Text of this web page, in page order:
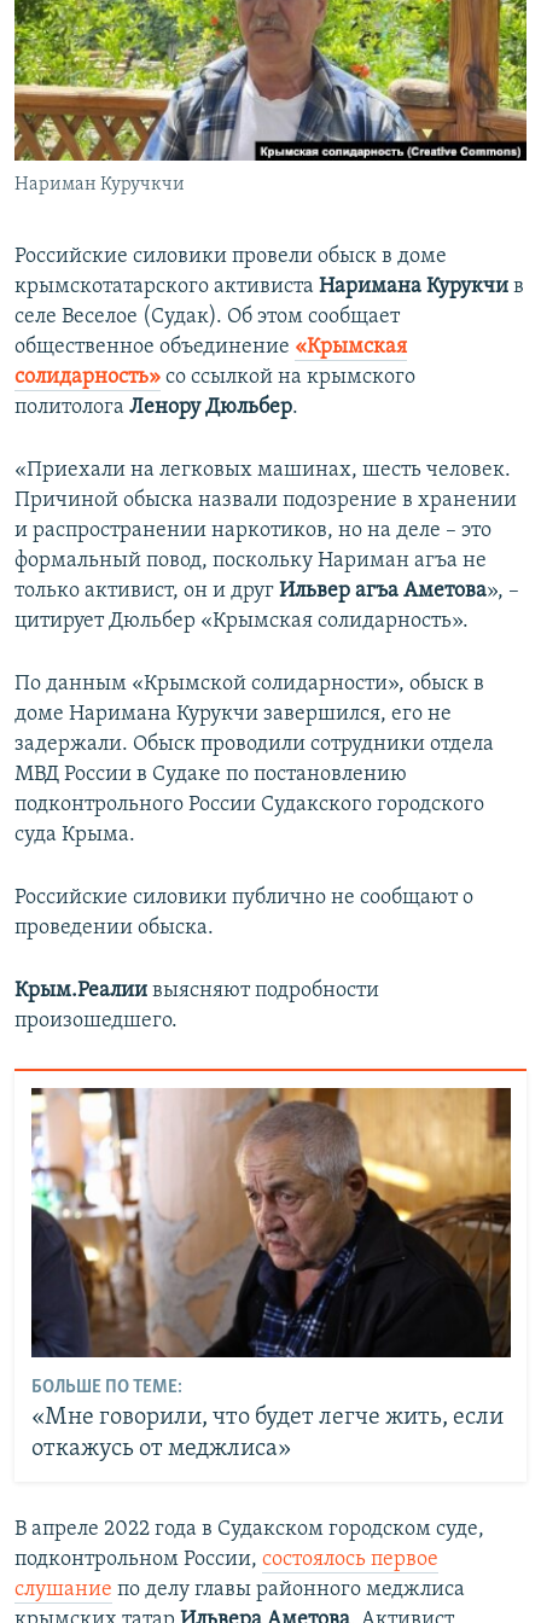
ПОБЕДИТЕЛЕЙ НЕ СУДЯТ?
КРЫМ.НЕПОКОРЕННЫЙ
ELIFBE
УКРАИНСКАЯ ПРОБЛЕМА КРЫМА
ПРИСОЕДИНЯЙТЕСЬ!
Все сайты RFE/RL
Нариман Куручкчи
Российские силовики провели обыск в доме
крымскотатарского активиста Наримана Курукчи в
селе Веселое (Судак). Об этом сообщает
общественное объединение «Крымская
солидарность» со ссылкой на крымского
политолога Ленору Дюльбер.
«Приехали на легковых машинах, шесть человек.
Причиной обыска назвали подозрение в хранении
и распространении наркотиков, но на деле – это
формальный повод, поскольку Нариман агъа не
только активист, он и друг Ильвер агъа Аметова», –
цитирует Дюльбер «Крымская солидарность».
По данным «Крымской солидарности», обыск в
доме Наримана Курукчи завершился, его не
задержали. Обыск проводили сотрудники отдела
МВД России в Судаке по постановлению
подконтрольного России Судакского городского
суда Крыма.
Российские силовики публично не сообщают о
проведении обыска.
Крым.Реалии выясняют подробности
произошедшего.
БОЛЬШЕ ПО ТЕМЕ:
«Мне говорили, что будет легче жить, если
откажусь от меджлиса»
В апреле 2022 года в Судакском городском суде,
подконтрольном России, состоялось первое
слушание по делу главы районного меджлиса